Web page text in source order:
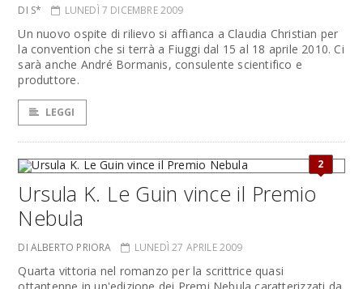
DI S* LUNEDÌ 7 DICEMBRE 2009
Un nuovo ospite di rilievo si affianca a Claudia Christian per
la convention che si terrà a Fiuggi dal 15 al 18 aprile 2010. Ci
sarà anche André Bormanis, consulente scientifico e
produttore.
LEGGI
2
Ursula K. Le Guin vince il Premio
Nebula
DI ALBERTO PRIORA LUNEDÌ 27 APRILE 2009
Quarta vittoria nel romanzo per la scrittrice quasi